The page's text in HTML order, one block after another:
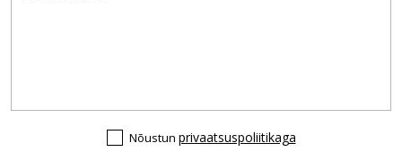
Nõustun privaatsuspoliitikaga